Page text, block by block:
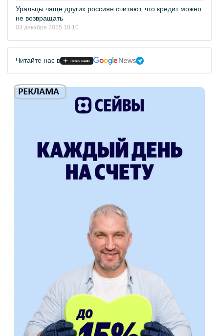
Уральцы чаще других россиян считают, что кредит можно
не возвращать
03 декабря 2025 18:10
Читайте нас в